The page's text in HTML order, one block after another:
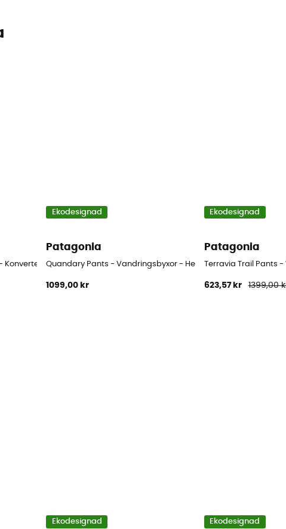
Konverterbara vandringsbyxa - Herr
Ekodesignad
Patagonia
Quandary Pants - Vandringsbyxor - Herr
1099,00 kr
Ekodesignad
Patagonia
Terravia Trail Pants
623,57 kr 1399,00
Ekodesignad Ekodesignad